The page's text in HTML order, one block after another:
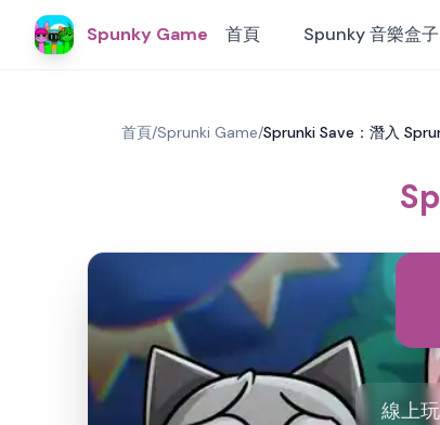
Spunky Game 首頁 Spunky 音樂盒子
首頁/Sprunki Game/Sprunki Save：潛入
線上